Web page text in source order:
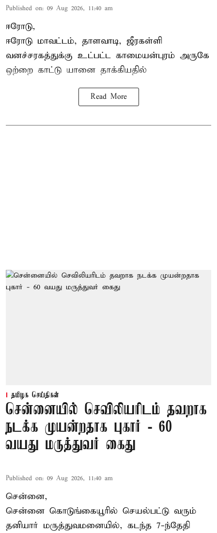
Published on: 09 Aug 2026, 11:40 am
ஈரோடு,
ஈரோடு மாவட்டம், தாளவாடி, ஜீரகள்ளி
வனச்சரகத்துக்கு உட்பட்ட காமையன்புரம் அருகே
ஒற்றை காட்டு யானை தாக்கியதில்
Read More
தமிழக செய்திகள்
சென்னையில் செவிலியரிடம் தவறாக
நடக்க முயன்றதாக புகார் - 60
வயது மருத்துவர் கைது
Published on: 09 Aug 2026, 11:40 am
சென்னை,
சென்னை கொடுங்கையூரில் செயல்பட்டு வரும்
தனியார் மருத்துவமனையில், கடந்த 7-ந்தேதி